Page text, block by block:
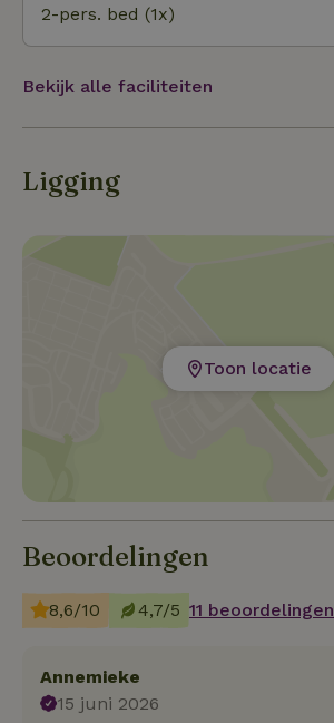
2-pers. bed (1x)
Bekijk alle faciliteiten
Ligging
Toon locatie
Beoordelingen
8,6/10 4,7/5 11 beoordelingen
Annemieke
15 juni 2026